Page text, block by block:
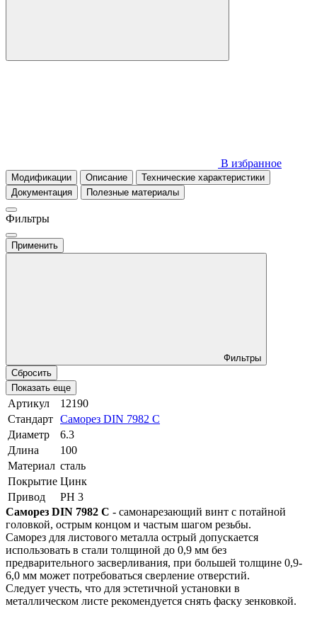
В избранное
Модификации Описание
Технические характеристики
Документация
Полезные материалы
Фильтры
Применить
Фильтры
Сбросить
Показать еще
Артикул
12190
Стандарт Саморез DIN 7982 C
Диаметр
6.3
Длина
100
Материал сталь
Покрытие Цинк
Привод
PH 3
Саморез DIN 7982 C - самонарезающий винт с потайной
головкой, острым концом и частым шагом резьбы.
Саморез для листового металла острый допускается
использовать в стали толщиной до 0,9 мм без
предварительного засверливания, при большей толщине 0,9-
6,0 мм может потребоваться сверление отверстий.
Следует учесть, что для эстетичной установки в
металлическом листе рекомендуется снять фаску зенковкой.